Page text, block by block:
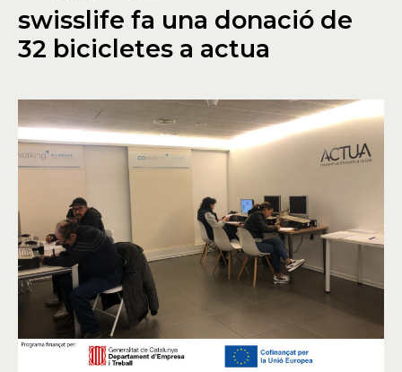
swisslife fa una donació de
32 bicicletes a actua